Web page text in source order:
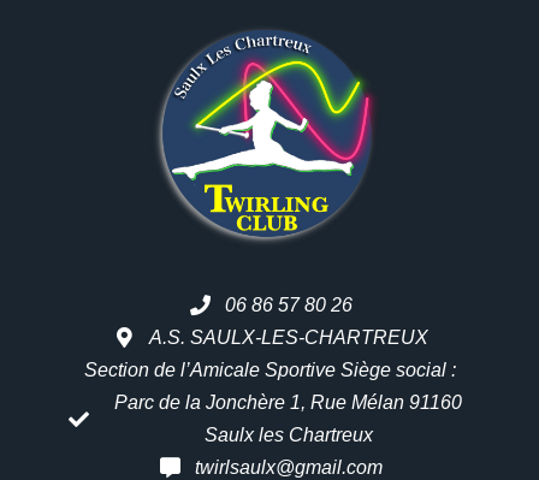
06 86 57 80 26
A.S. SAULX-LES-CHARTREUX
Section de l’Amicale Sportive Siège social :
Parc de la Jonchère 1, Rue Mélan 91160
Saulx les Chartreux
twirlsaulx@gmail.com